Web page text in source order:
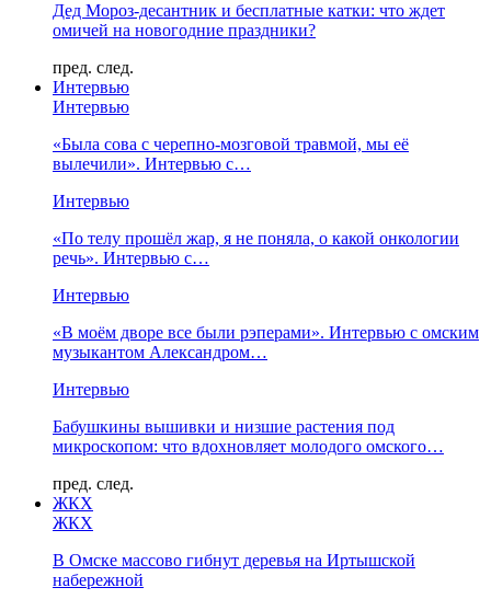
Дед Мороз-десантник и бесплатные катки: что ждет
омичей на новогодние праздники?
пред. след.
Интервью
Интервью
«Была сова с черепно-мозговой травмой, мы её
вылечили». Интервью с…
Интервью
«По телу прошёл жар, я не поняла, о какой онкологии
речь». Интервью с…
Интервью
«В моём дворе все были рэперами». Интервью с омским
музыкантом Александром…
Интервью
Бабушкины вышивки и низшие растения под
микроскопом: что вдохновляет молодого омского…
пред. след.
ЖКХ
ЖКХ
В Омске массово гибнут деревья на Иртышской
набережной